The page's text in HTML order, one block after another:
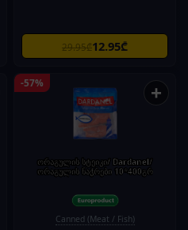
29.95₾12.95₾
-57% +
ორაგულის სტეიკი/ Dardanel/
ორაგულის ნაჭრები 10*400გრ
Canned (Meat / Fish)